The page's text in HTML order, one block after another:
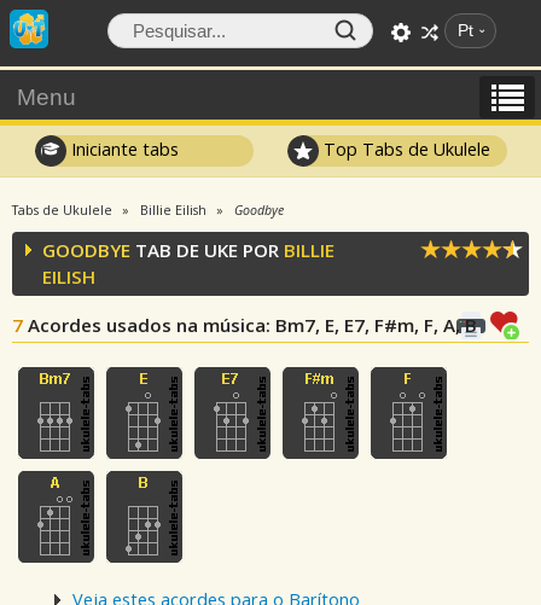
Pt
Menu
Iniciante tabs Top Tabs de Ukulele
Tabs de Ukulele Billie Eilish Goodbye
GOODBYE TAB DE UKE POR BILLIE
EILISH
7 Acordes usados na música: Bm7, E, E7, F#m, F, A, B
Veja estes acordes para o Barítono